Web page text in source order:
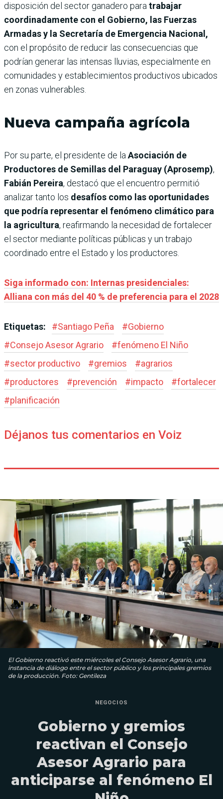
disposición del sector ganadero paratrabajar
coordinadamente con el Gobierno, las Fuerzas
Armadas y la Secretaría de Emergencia Nacional,
con el propósito de reducir las consecuencias que
podrían generar las intensas lluvias, especialmente en
comunidades y establecimientos productivos ubicados
en zonas vulnerables.
Nueva campaña agrícola
Por su parte, el presidente de laAsociación de
Productores de Semillas del Paraguay (Aprosemp),
Fabián Pereira, destacó que el encuentro permitió
analizar tanto los desafíos como las oportunidades
que podría representar el fenómeno climático para
la agricultura, reafirmando la necesidad de fortalecer
el sector mediante políticas públicas y un trabajo
coordinado entre el Estado y los productores.
Siga informado con: Internas presidenciales:
Alliana con más del 40 % de preferencia para el 2028
Etiquetas: #Santiago Peña #Gobierno
#Consejo Asesor Agrario #fenómeno El Niño
#sector productivo #gremios #agrarios
#productores #prevención #impacto #fortalecer
#planificación
Déjanos tus comentarios en Voiz
El Gobierno reactivó este miércoles el Consejo Asesor Agrario, una
instancia de diálogo entre el sector público y los principales gremios
de la producción. Foto: Gentileza
NEGOCIOS
Gobierno y gremios
reactivan el Consejo
Asesor Agrario para
anticiparse al fenómeno El